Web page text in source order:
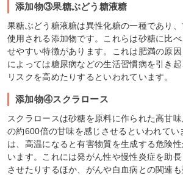
添加物③果糖ぶどう糖液糖
果糖ぶどう糖液糖は異性化糖の一種であり
使用される添加物です。これらは砂糖に比
せやすい特徴があります。これは肥満の原
によっては糖尿病などの生活習慣病を引き
リスクを高めたりするといわれています。
添加物④スクラロース
スクラロースは砂糖を原料に作られた高甘
の約600倍の甘味を感じさせるといわれてい
は、高温になると有害物質を生成する危険
います。これには発がん性や慢性炎症を助
させたりするほか、がんや白血病との関連も